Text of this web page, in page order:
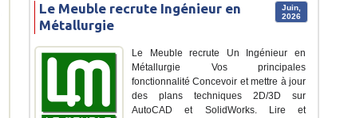
Juin,
2026
Le Meuble recrute Ingénieur en
Métallurgie
Le Meuble recrute Un Ingénieur en
Métallurgie Vos principales
fonctionnalité Concevoir et mettre à jour
des plans techniques 2D/3D sur
AutoCAD et SolidWorks. Lire et